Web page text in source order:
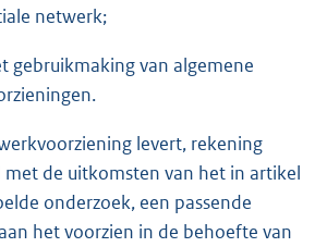
netwerk;
gebruikmaking van algemene
levert, rekening
met de uitkomsten van het in artikel
onderzoek, een passende
het voorzien in de behoefte van